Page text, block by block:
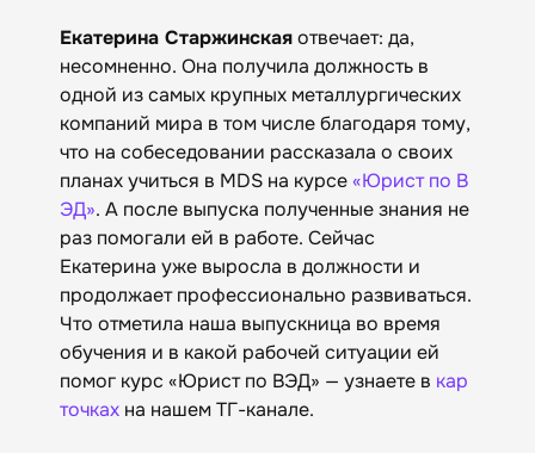
Екатерина Старжинскаяотвечает: да,
несомненно. Она получила должность в
одной из самых крупных металлургических
компаний мира в том числе благодаря тому,
что на собеседовании рассказала о своих
планах учиться в MDS на курсе«Юрист по В
ЭД». А после выпуска полученные знания не
раз помогали ей в работе. Сейчас
Екатерина уже выросла в должности и
продолжает профессионально развиваться.
Что отметила наша выпускница во время
обучения и в какой рабочей ситуации ей
помог курс «Юрист по ВЭД» — узнаете в кар
точках на нашем ТГ-канале.